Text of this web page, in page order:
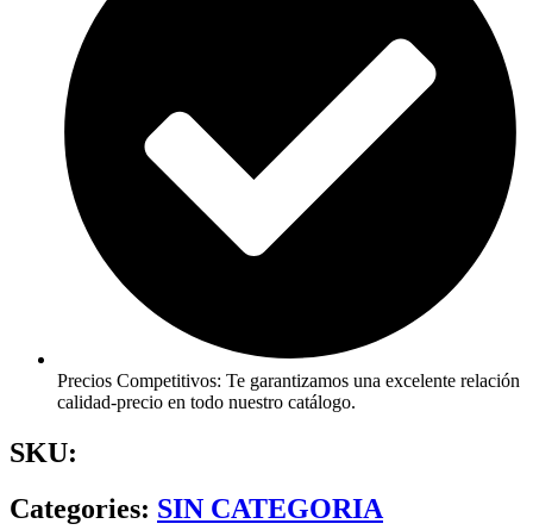
Precios Competitivos: Te garantizamos una excelente relación
calidad-precio en todo nuestro catálogo.
SKU:
Categories: SIN CATEGORIA